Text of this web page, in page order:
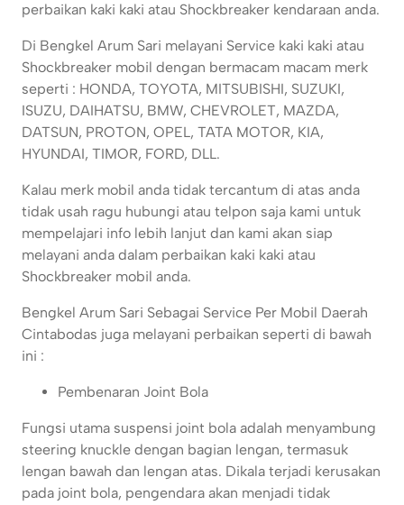
perbaikan kaki kaki atau Shockbreaker kendaraan anda.
Di Bengkel Arum Sari melayani Service kaki kaki atau
Shockbreaker mobil dengan bermacam macam merk
seperti : HONDA, TOYOTA, MITSUBISHI, SUZUKI,
ISUZU, DAIHATSU, BMW, CHEVROLET, MAZDA,
DATSUN, PROTON, OPEL, TATA MOTOR, KIA,
HYUNDAI, TIMOR, FORD, DLL.
Kalau merk mobil anda tidak tercantum di atas anda
tidak usah ragu hubungi atau telpon saja kami untuk
mempelajari info lebih lanjut dan kami akan siap
melayani anda dalam perbaikan kaki kaki atau
Shockbreaker mobil anda.
Bengkel Arum Sari Sebagai Service Per Mobil Daerah
Cintabodas juga melayani perbaikan seperti di bawah
ini :
Pembenaran Joint Bola
Fungsi utama suspensi joint bola adalah menyambung
steering knuckle dengan bagian lengan, termasuk
lengan bawah dan lengan atas. Dikala terjadi kerusakan
pada joint bola, pengendara akan menjadi tidak